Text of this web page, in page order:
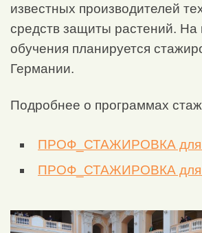
известных производителей
средств защиты растений. На
обучения планируется
Германии.
Подробнее о программах
ПРОФ_СТАЖИРОВКА для
ПРОФ_СТАЖИРОВКА для